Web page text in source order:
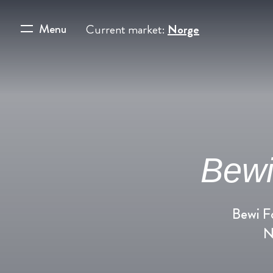
Menu Current market: Norge
Bewi